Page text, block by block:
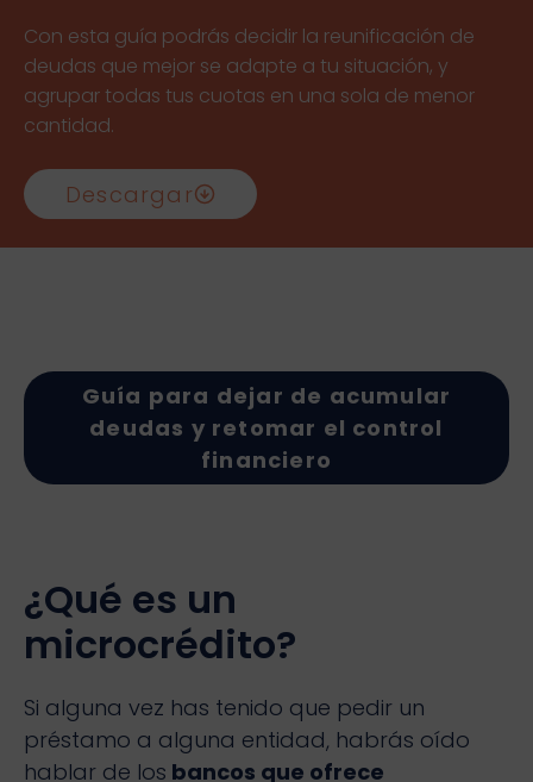
Con esta guía podrás decidir la reunificación de
deudas que mejor se adapte a tu situación, y
agrupar todas tus cuotas en una sola de menor
cantidad.
Descargar
Guía para dejar de acumular
deudas y retomar el control
financiero
¿Qué es un
microcrédito?
Si alguna vez has tenido que pedir un
préstamo a alguna entidad, habrás oído
hablar de los bancos que ofrece